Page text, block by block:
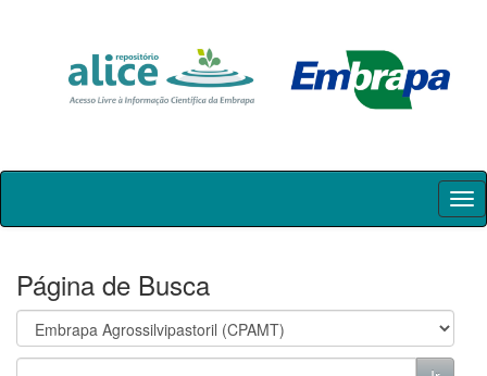
Skip
Página de Busca